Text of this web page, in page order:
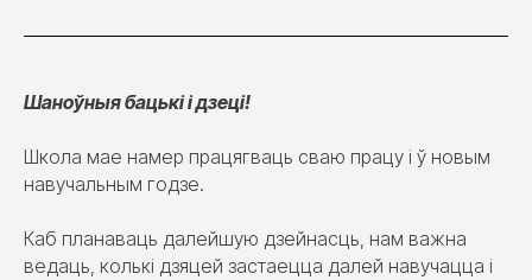
Шаноўныя бацькі і дзеці!
Школа мае намер працягваць сваю працу і ў новым
навучальным годзе.
Каб планаваць далейшую дзейнасць, нам важна
ведаць, колькі дзяцей застаецца далей навучацца і